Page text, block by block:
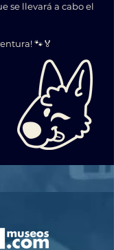
se llevará a cabo el
🐾🏅